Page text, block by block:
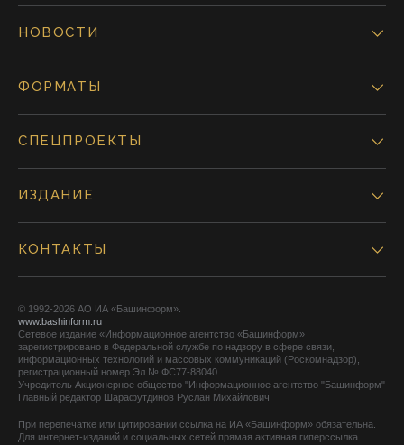
НОВОСТИ
ФОРМАТЫ
СПЕЦПРОЕКТЫ
ИЗДАНИЕ
КОНТАКТЫ
© 1992-2026 АО ИА «Башинформ».
www.bashinform.ru
Сетевое издание «Информационное агентство «Башинформ»
зарегистрировано в Федеральной службе по надзору в сфере связи,
информационных технологий и массовых коммуникаций (Роскомнадзор),
регистрационный номер Эл № ФС77-88040
Учредитель Акционерное общество "Информационное агентство "Башинформ"
Главный редактор Шарафутдинов Руслан Михайлович
При перепечатке или цитировании ссылка на ИА «Башинформ» обязательна.
Для интернет-изданий и социальных сетей прямая активная гиперссылка